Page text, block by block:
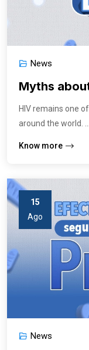
News
Myths
HIV remains one
around the world. ...
Know more
15
Ago
News